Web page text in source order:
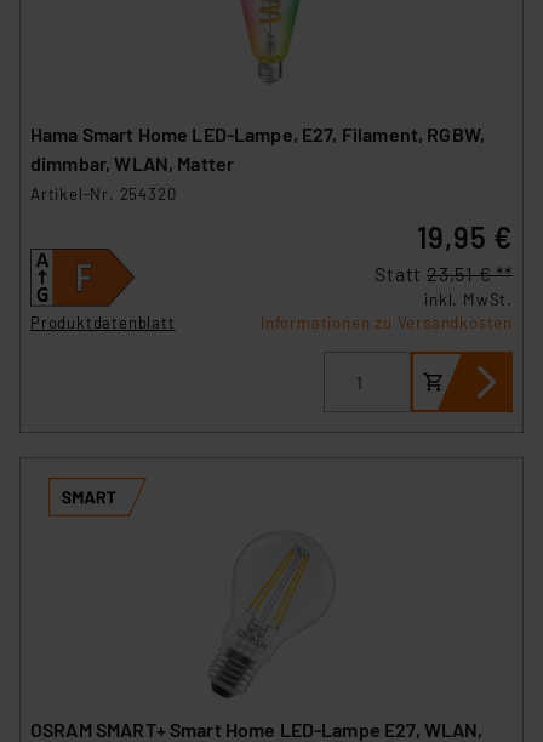
Hama Smart Home LED-Lampe, E27, Filament, RGBW,
dimmbar, WLAN, Matter
Artikel-Nr. 254320
Produktdatenblatt
19,95 €
Statt 23,51 € **
inkl. MwSt.
Informationen zu Versandkosten
OSRAM SMART+ Smart Home LED-Lampe E27, WLAN,